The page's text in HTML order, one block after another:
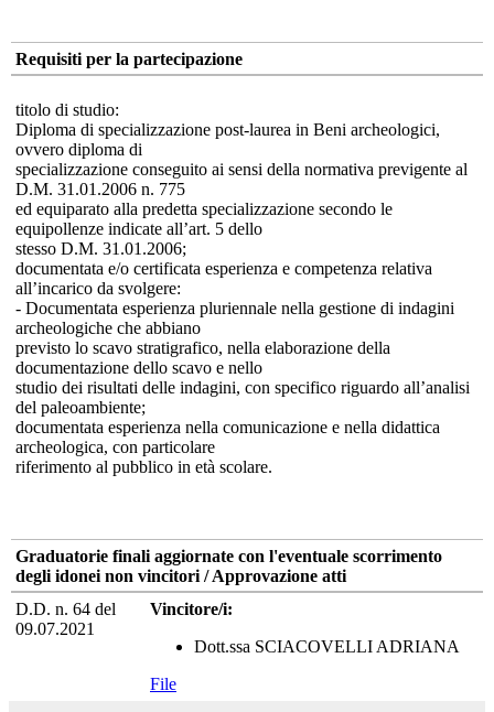
Requisiti per la partecipazione
titolo di studio:
Diploma di specializzazione post-laurea in Beni archeologici,
ovvero diploma di
specializzazione conseguito ai sensi della normativa previgente al
D.M. 31.01.2006 n. 775
ed equiparato alla predetta specializzazione secondo le
equipollenze indicate all’art. 5 dello
stesso D.M. 31.01.2006;
documentata e/o certificata esperienza e competenza relativa
all’incarico da svolgere:
- Documentata esperienza pluriennale nella gestione di indagini
archeologiche che abbiano
previsto lo scavo stratigrafico, nella elaborazione della
documentazione dello scavo e nello
studio dei risultati delle indagini, con specifico riguardo all’analisi
del paleoambiente;
documentata esperienza nella comunicazione e nella didattica
archeologica, con particolare
riferimento al pubblico in età scolare.
Graduatorie finali aggiornate con l'eventuale scorrimento
degli idonei non vincitori / Approvazione atti
D.D. n. 64 del
09.07.2021
Vincitore/i:
Dott.ssa SCIACOVELLI ADRIANA
File